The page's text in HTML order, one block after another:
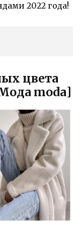
2022 года!
цвета
moda]